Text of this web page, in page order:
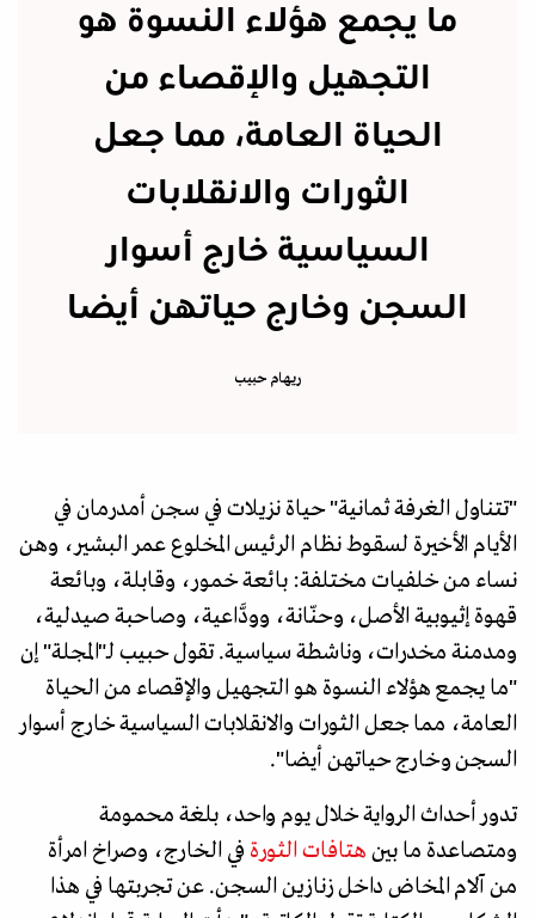
ما يجمع هؤلاء النسوة هو
التجهيل والإقصاء من
الحياة العامة، مما جعل
الثورات والانقلابات
السياسية خارج أسوار
السجن وخارج حياتهن أيضا
ريهام حبيب
"تتناول الغرفة ثمانية" حياة نزيلات في سجن أمدرمان في
الأيام الأخيرة لسقوط نظام الرئيس المخلوع عمر البشير، وهن
نساء من خلفيات مختلفة: بائعة خمور، وقابلة، وبائعة
قهوة إثيوبية الأصل، وحنّانة، وودَّاعية، وصاحبة صيدلية،
ومدمنة مخدرات، وناشطة سياسية. تقول حبيب لـ"المجلة" إن
"ما يجمع هؤلاء النسوة هو التجهيل والإقصاء من الحياة
العامة، مما جعل الثورات والانقلابات السياسية خارج أسوار
السجن وخارج حياتهن أيضا".
تدور أحداث الرواية خلال يوم واحد، بلغة محمومة
ومتصاعدة ما بين هتافات الثورة في الخارج، وصراخ امرأة
من آلام المخاض داخل زنازين السجن. عن تجربتها في هذا